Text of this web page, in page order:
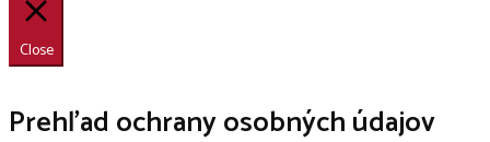
Close
Prehľad ochrany osobných údajov